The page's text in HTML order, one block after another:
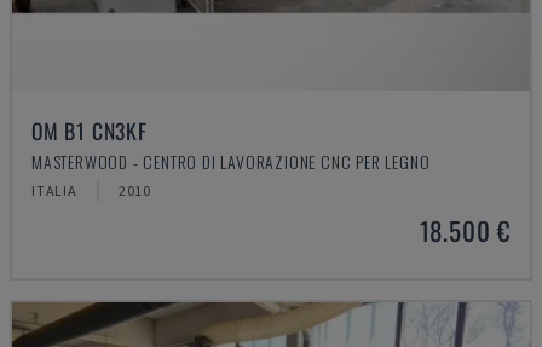
OM B1 CN3KF
MASTERWOOD - CENTRO DI LAVORAZIONE CNC PER LEGNO
ITALIA 2010
18.500 €